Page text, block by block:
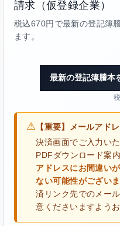
請求（仮登録企業）
税込670円で最新の登記簿
ます。
最新の登記簿謄本
⚠ 【重要】メールアド
決済画面でご入力い
PDFダウンロード案
アドレスにお間違い
ない可能性がござい
済リンク先でのメー
意くださいますよう